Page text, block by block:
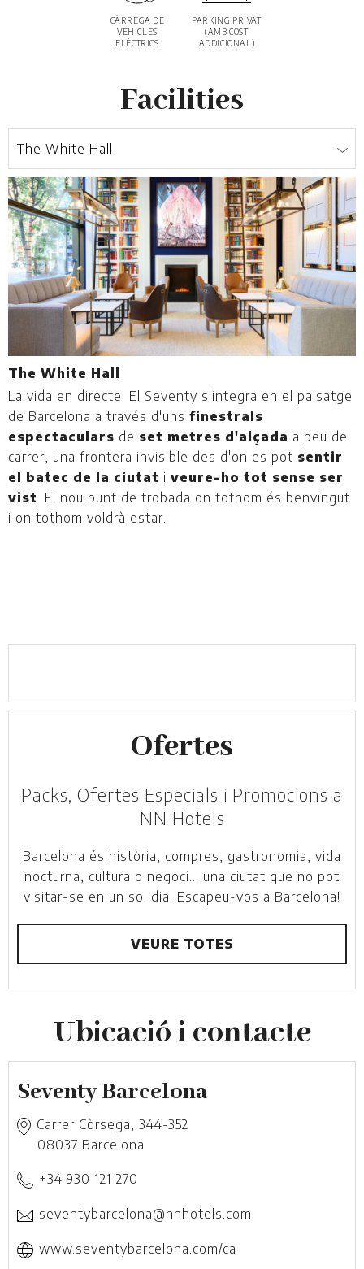
CÀRREGA DE
VEHICLES
ELÈCTRICS
PARKING PRIVAT
(AMB COST
ADDICIONAL)
Facilities
The White Hall
La vida en directe. El Seventy s'integra en el paisatge
de Barcelona a través d'uns finestrals
espectaculars de set metres d'alçada a peu de
carrer, una frontera invisible des d'on es pot sentir
el batec de la ciutat i veure-ho tot sense ser
vist. El nou punt de trobada on tothom és benvingut
i on tothom voldrà estar.
Ofertes
Packs, Ofertes Especials i Promocions a
NN Hotels
Barcelona és història, compres, gastronomia, vida
nocturna, cultura o negoci... una ciutat que no pot
visitar-se en un sol dia. Escapeu-vos a Barcelona!
VEURE TOTES
Ubicació i contacte
Seventy Barcelona
Carrer Còrsega, 344-352
08037 Barcelona
+34 930 121 270
seventybarcelona@nnhotels.com
www.seventybarcelona.com/ca